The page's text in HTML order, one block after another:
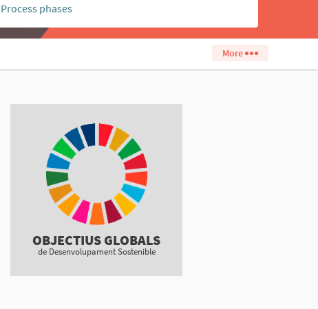
Process phases
More
OBJECTIUS GLOBALS
de Desenvolupament Sostenible